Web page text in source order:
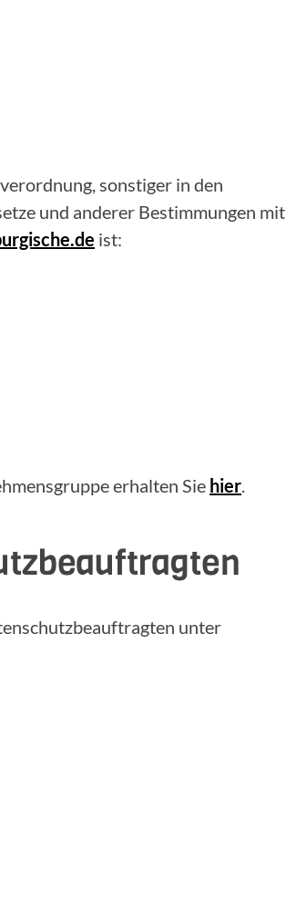
sonstiger in den
und anderer Bestimmungen mit
ist:
erhalten Sie hier.
unter